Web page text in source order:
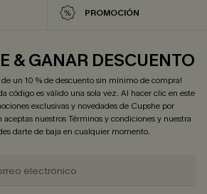
PROMOCIÓN
& GANAR DESCUENTO
de un 10 % de descuento sin mínimo de compra!
código es válido una sola vez. Al hacer clic en este
exclusivas y novedades de Cupshe por
aceptas nuestrosTérminos y condicionesy nuestra
darte de baja en cualquier momento.